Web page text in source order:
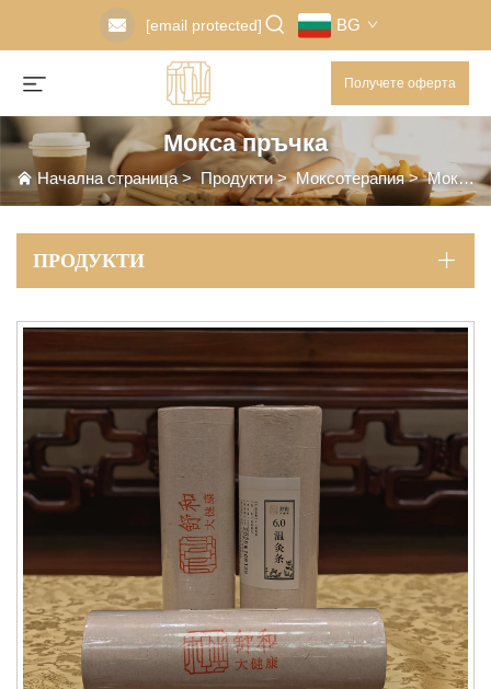
[email protected] BG
Получете оферта
Мокса пръчка
Начална страница> Продукти>Моксотерапия>Мокса пръчка
ПРОДУКТИ